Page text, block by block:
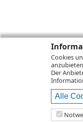
Cookies
Der
Alle